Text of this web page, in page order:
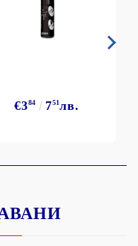
€384 751лв.